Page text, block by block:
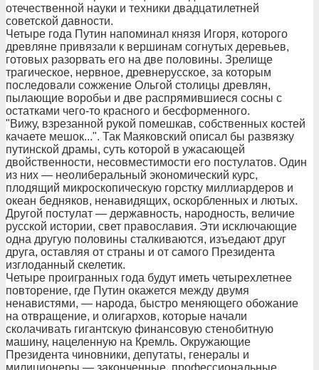
отечественной науки и техники двадцатилетней
советской давности.
Четыре года Путин напоминал князя Игоря, которого
древляне привязали к вершинам согнутых деревьев,
готовых разорвать его на две половины. Зрелище
трагическое, нервное, древнерусское, за которым
последовали сожжение Ольгой столицы древлян,
пылающие воробьи и две распрямившиеся сосны с
остатками чего-то красного и бесформенного.
"Вижу, взрезанной рукой помешкав, собственных костей
качаете мешок...". Так Маяковский описал бы развязку
путинской драмы, суть которой в ужасающей
двойственности, несовместимости его постулатов. Один
из них — неолиберальный экономический курс,
плодящий микроскопическую горстку миллиардеров и
океан бедняков, ненавидящих, оскорбленных и лютых.
Другой постулат — державность, народность, величие
русской истории, свет православия. Эти исключающие
одна другую половины сталкиваются, изъедают друг
друга, оставляя от страны и от самого Президента
изглоданный скелетик.
Четыре проигранных года будут иметь четырехлетнее
повторение, где Путин окажется между двумя
ненавистями, — народа, быстро меняющего обожание
на отвращение, и олигархов, которые начали
сколачивать гигантскую финансовую стенобитную
машину, нацеленную на Кремль. Окружающие
Президента чиновники, депутаты, генералы и
милиционеры — законченные, профессиональные